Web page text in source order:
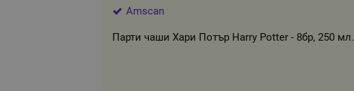
Amscan
Парти чаши Хари Потър Harry Potter - 8бр, 250 мл.